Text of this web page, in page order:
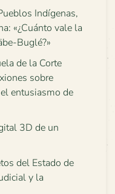
Indígenas,
«¿Cuánto vale la
Buglé?»
de la Corte
sobre
entusiasmo de
3D de un
del Estado de
y la